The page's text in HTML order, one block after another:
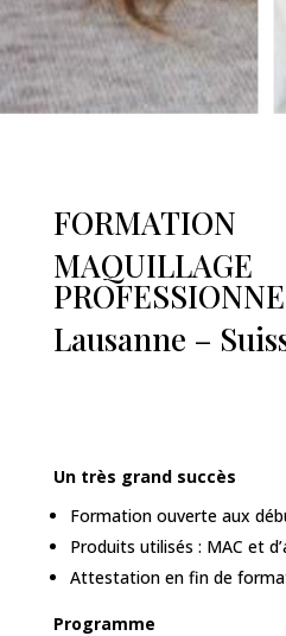
FORMATION
MAQUILLAGE
Lausanne –
Un très grand succès
Formation ouverte aux
Produits utilisés : MAC et
Attestation en fin de
Programme